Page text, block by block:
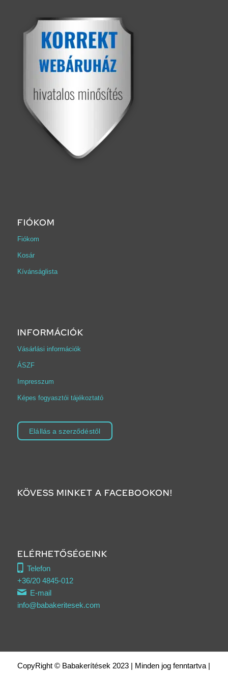
FIÓKOM
Fiókom
Kosár
Kívánságlista
INFORMÁCIÓK
Vásárlási információk
ÁSZF
Impresszum
Képes fogyasztói tájékoztató
Elállás a szerződéstől
KÖVESS MINKET A FACEBOOKON!
ELÉRHETŐSÉGEINK
Telefon
+36/20 4845-012
E-mail
info@babakeritesek.com
CopyRight © Babakerítések 2023 | Minden jog fenntartva |